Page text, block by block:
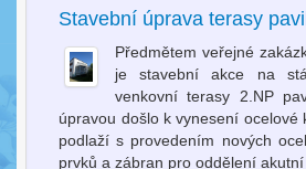
Stavební úprava terasy
Předmětem veřejné
je stavební akce na
venkovní terasy 2.NP
úpravou došlo k vynesení ocelové
podlaží s provedením nových
prvků a zábran pro oddělení